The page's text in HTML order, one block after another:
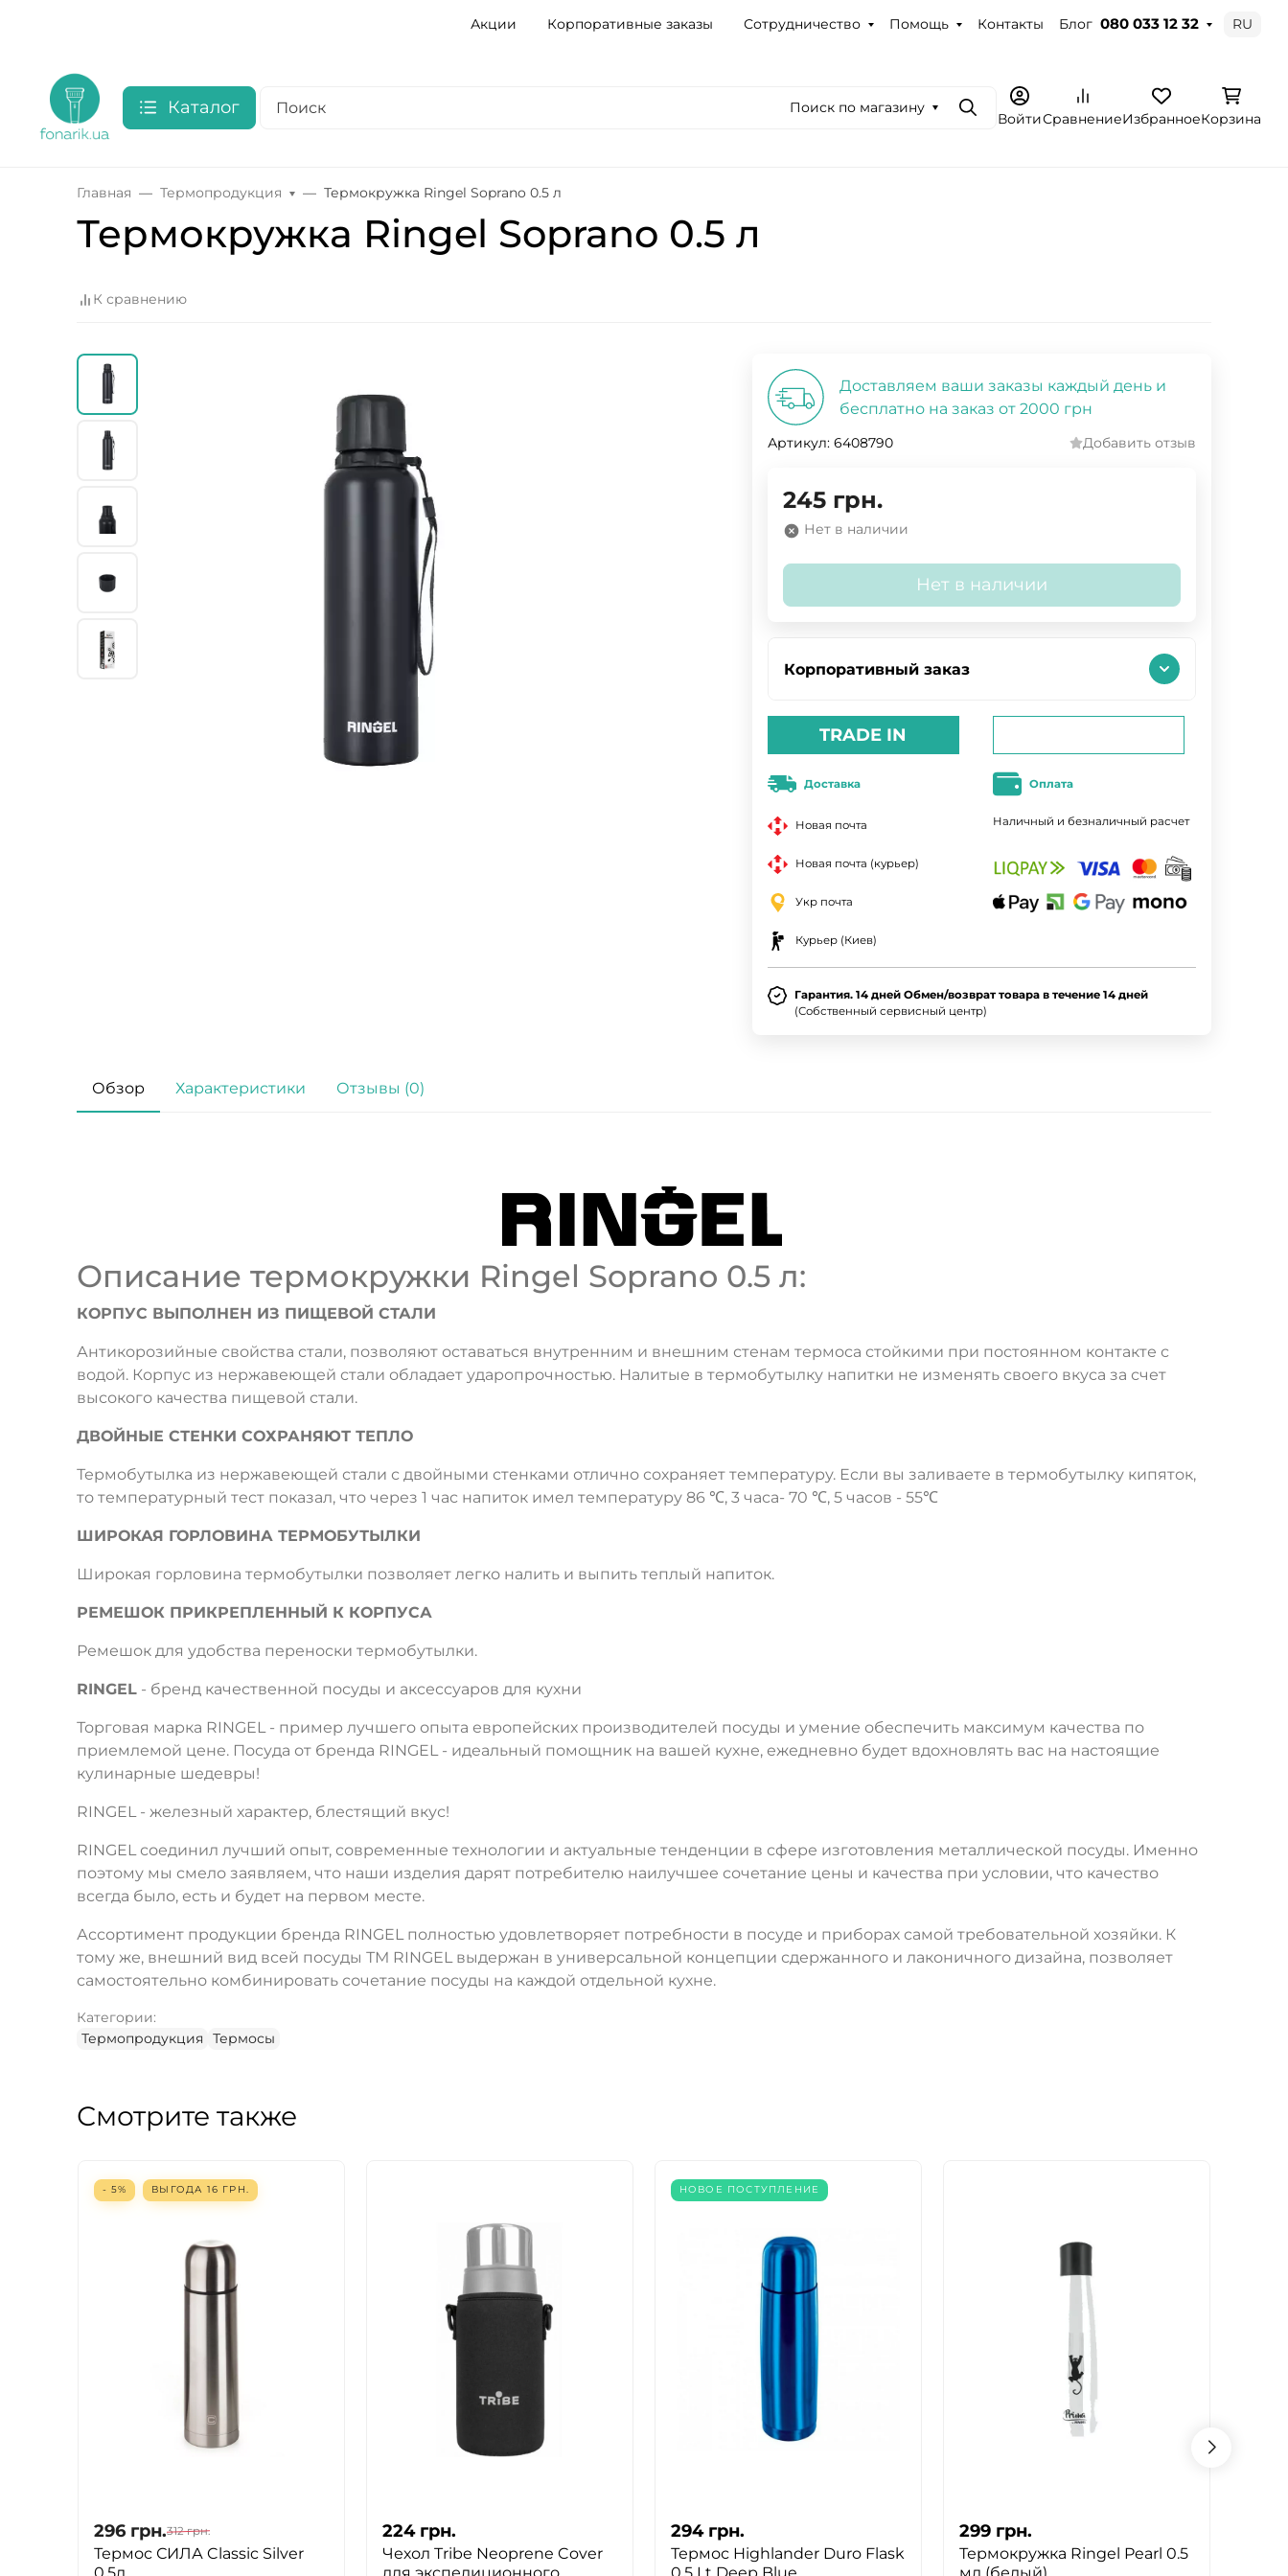
Акции Корпоративные заказы Сотрудничество Помощь Контакты Блог 080 033 12 32 RU
Каталог Поиск по магазину
ПоискВойтиСравнениеИзбранноеКорзина
Главная Термопродукция Термокружка Ringel Soprano 0.5 л
Термокружка Ringel Soprano 0.5 л
К сравнению
Доставляем ваши заказы каждый день и
бесплатно на заказ от 2000 грн
Артикул: 6408790 Добавить отзыв
245 грн.
Нет в наличии
Нет в наличии
Корпоративный заказ
TRADE IN
Доставка
Новая почта
Новая почта (курьер)
Укр почта
Курьер (Киев)
Оплата
Наличный и безналичный расчет
Гарантия. 14 дней Обмен/возврат товара в течение 14 дней
(Собственный сервисный центр)
Обзор Характеристики Отзывы (0)
Описание термокружки Ringel Soprano 0.5 л:
КОРПУС ВЫПОЛНЕН ИЗ ПИЩЕВОЙ СТАЛИ
Антикорозийные свойства стали, позволяют оставаться внутренним и внешним стенам термоса стойкими при постоянном контакте с
водой. Корпус из нержавеющей стали обладает ударопрочностью. Налитые в термобутылку напитки не изменять своего вкуса за счет
высокого качества пищевой стали.
ДВОЙНЫЕ СТЕНКИ СОХРАНЯЮТ ТЕПЛО
Термобутылка из нержавеющей стали с двойными стенками отлично сохраняет температуру. Если вы заливаете в термобутылку кипяток,
то температурный тест показал, что через 1 час напиток имел температуру 86 ℃, 3 часа- 70 ℃, 5 часов - 55℃
ШИРОКАЯ ГОРЛОВИНА ТЕРМОБУТЫЛКИ
Широкая горловина термобутылки позволяет легко налить и выпить теплый напиток.
РЕМЕШОК ПРИКРЕПЛЕННЫЙ К КОРПУСА
Ремешок для удобства переноски термобутылки.
RINGEL - бренд качественной посуды и аксессуаров для кухни
Торговая марка RINGEL - пример лучшего опыта европейских производителей посуды и умение обеспечить максимум качества по
приемлемой цене. Посуда от бренда RINGEL - идеальный помощник на вашей кухне, ежедневно будет вдохновлять вас на настоящие
кулинарные шедевры!
RINGEL - железный характер, блестящий вкус!
RINGEL соединил лучший опыт, современные технологии и актуальные тенденции в сфере изготовления металлической посуды. Именно
поэтому мы смело заявляем, что наши изделия дарят потребителю наилучшее сочетание цены и качества при условии, что качество
всегда было, есть и будет на первом месте.
Ассортимент продукции бренда RINGEL полностью удовлетворяет потребности в посуде и приборах самой требовательной хозяйки. К
тому же, внешний вид всей посуды ТМ RINGEL выдержан в универсальной концепции сдержанного и лаконичного дизайна, позволяет
самостоятельно комбинировать сочетание посуды на каждой отдельной кухне.
Категории:
Термопродукция
Термосы
Смотрите также
- 5% ВЫГОДА 16 ГРН.
296 грн.312 грн.
Термос СИЛА Classic Silver
224 грн.
Чехол Tribe Neoprene Cover
НОВОЕ ПОСТУПЛЕНИЕ
294 грн.
Термос Highlander Duro Flask
299 грн.
Термокружка Ringel Pearl 0.5